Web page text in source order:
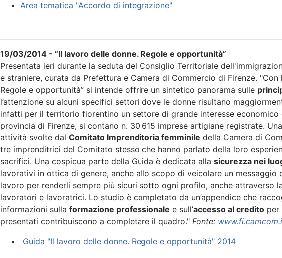
Area tematica "Accordo di integrazione"
19/03/2014 - “Il lavoro delle donne. Regole e opportunità”
Presentata ieri durante la seduta del Consiglio Territoriale
e straniere, curata da Prefettura e Camera di Commercio di Firenze.
Regole e opportunità” si intende offrire un sintetico panorama sulle
l’attenzione su alcuni specifici settori dove le donne risultano
infatti per il territorio fiorentino un settore di grande interesse
provincia di Firenze, si contano n. 30.615 imprese artigiane registrate.
attività svolte dal Comitato Imprenditoria femminile della Camera di
tre imprenditrici del Comitato stesso che hanno parlato della loro
sacrifici. Una cospicua parte della Guida è dedicata alla sicurezza nei
lavorativi in ottica di genere, anche allo scopo di veicolare un messaggio
lavoro per renderli sempre più sicuri sotto ogni profilo, anche attraverso
lavoratori e lavoratrici. Lo studio è completato da un’appendice che
informazioni sulla formazione professionale e sull’accesso al credito per
presentati contribuiscono a completare il quadro." Fonte:
Guida "Il lavoro delle donne. Regole e opportunità" 2014